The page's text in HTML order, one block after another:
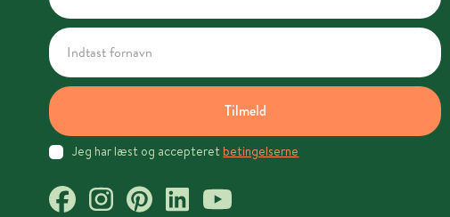
Tilmeld
Jeg har læst og accepteret betingelserne